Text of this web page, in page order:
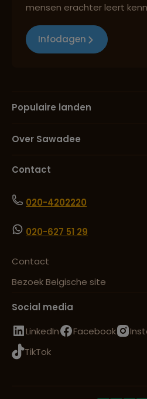
mensen erachter leert
Infodagen
Populaire landen
Over Sawadee
Contact
020-4202220
020-627 51 29
Contact
Bezoek Belgische site
Social media
LinkedIn
Facebook
TikTok